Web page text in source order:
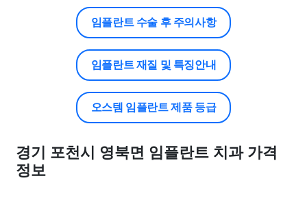
임플란트 수술 후 주의사항
임플란트 재질 및 특징안내
오스템 임플란트 제품 등급
경기 포천시 영북면 임플란트 치과 가격
정보